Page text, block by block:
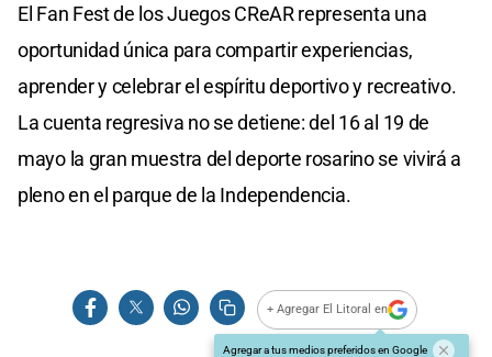
El Fan Fest de los Juegos CReAR representa una
oportunidad única para compartir experiencias,
aprender y celebrar el espíritu deportivo y recreativo.
La cuenta regresiva no se detiene: del 16 al 19 de
mayo la gran muestra del deporte rosarino se vivirá a
pleno en el parque de la Independencia.
+ Agregar El Litoral en
Agregar a tus medios preferidos en Google